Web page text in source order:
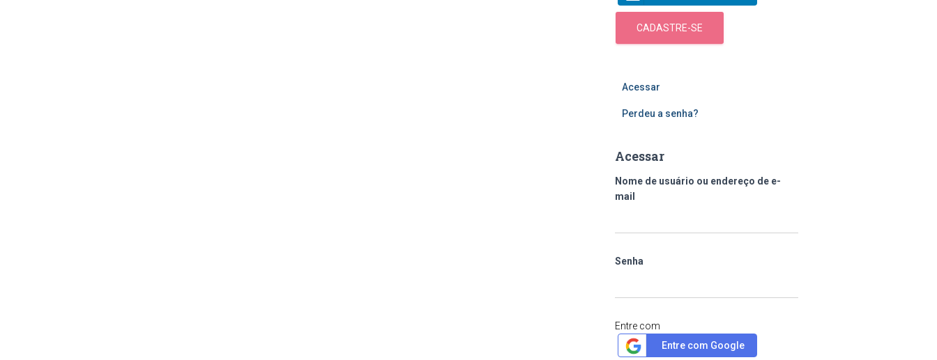
CADASTRE-SE
Acessar
Perdeu a senha?
Acessar
Nome de usuário ou endereço de e-
mail
Senha
Entre com
Entre com Google